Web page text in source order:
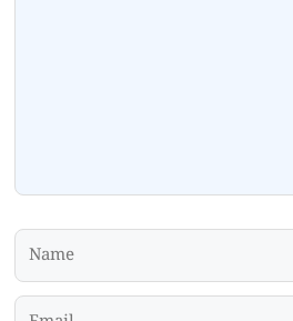
Name
Email